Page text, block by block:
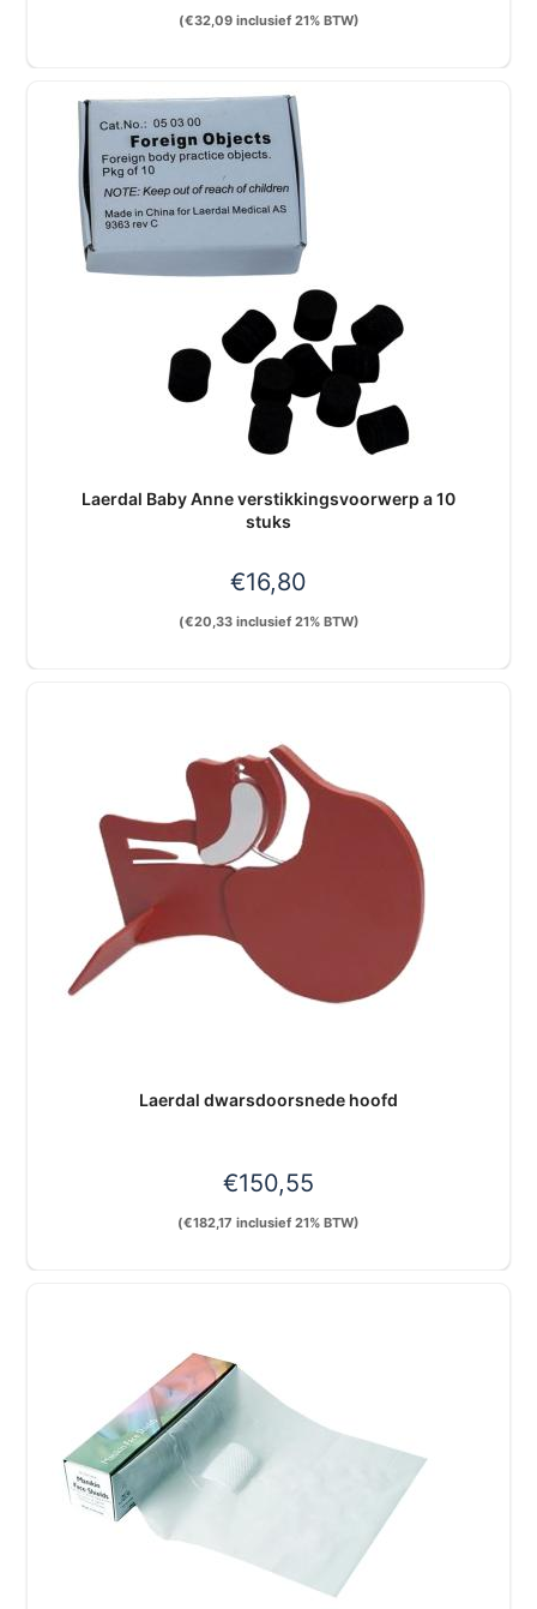
(€32,09inclusief 21% BTW)
Laerdal Baby Anne verstikkingsvoorwerp a 10
stuks
€16,80
(€20,33inclusief 21% BTW)
Laerdal dwarsdoorsnede hoofd
€150,55
(€182,17 inclusief 21% BTW)